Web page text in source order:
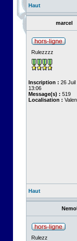
Haut
marcel
Rulezzzz
Inscription : 26 Juil
13:06
Message(s) : 519
Localisation :
Haut
Rulezz